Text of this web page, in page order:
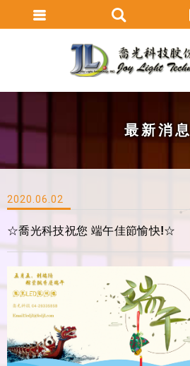
最新消息
2020.06.02
☆喬光科技祝您 端午佳節愉快!☆